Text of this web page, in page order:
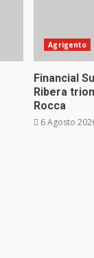
Agrigento
Financial
Ribera
Rocca
6 Agosto